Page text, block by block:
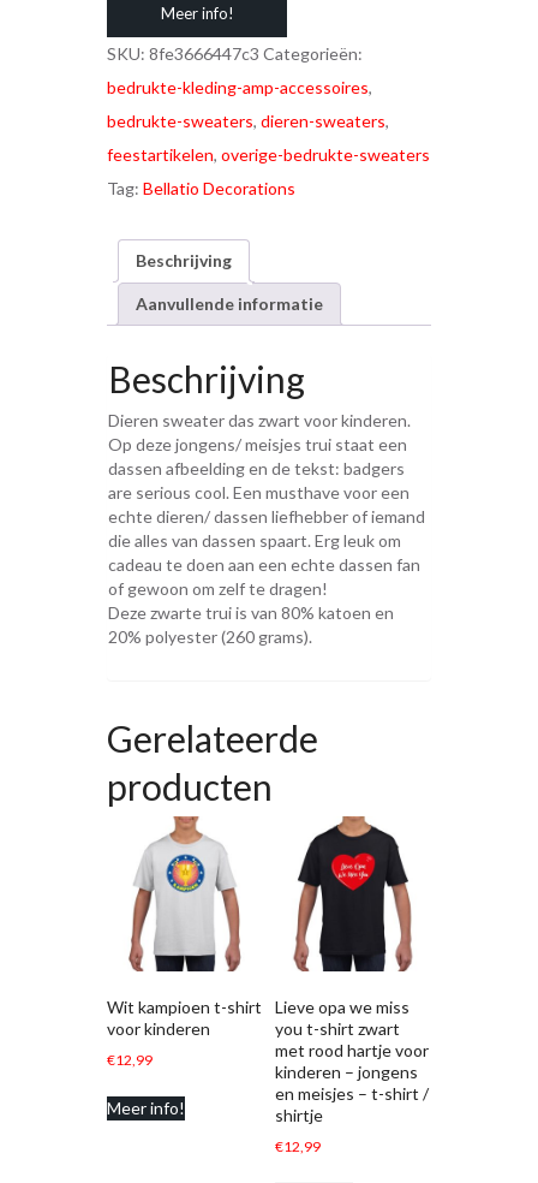
Meer info!
SKU: 8fe3666447c3 Categorieën:
bedrukte-kleding-amp-accessoires,
bedrukte-sweaters, dieren-sweaters,
feestartikelen, overige-bedrukte-sweaters
Tag: Bellatio Decorations
Beschrijving
Aanvullende informatie
Beschrijving
Dieren sweater das zwart voor kinderen.
Op deze jongens/ meisjes trui staat een
dassen afbeelding en de tekst: badgers
are serious cool. Een musthave voor een
echte dieren/ dassen liefhebber of iemand
die alles van dassen spaart. Erg leuk om
cadeau te doen aan een echte dassen fan
of gewoon om zelf te dragen!
Deze zwarte trui is van 80% katoen en
20% polyester (260 grams).
Gerelateerde
producten
Wit kampioen t-shirt
voor kinderen
€12,99
Meer info!
Lieve opa we miss
you t-shirt zwart
met rood hartje voor
kinderen – jongens
en meisjes – t-shirt /
shirtje
€12,99